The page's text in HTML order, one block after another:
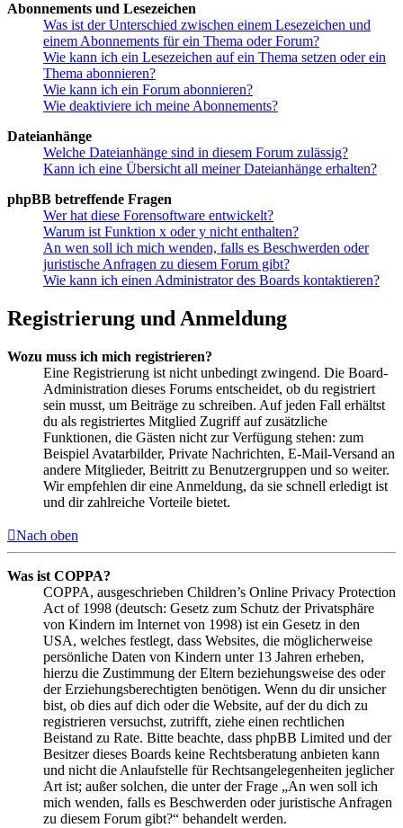
Abonnements und Lesezeichen
Was ist der Unterschied zwischen einem Lesezeichen und
einem Abonnements für ein Thema oder Forum?
Wie kann ich ein Lesezeichen auf ein Thema setzen oder ein
Thema abonnieren?
Wie kann ich ein Forum abonnieren?
Wie deaktiviere ich meine Abonnements?
Dateianhänge
Welche Dateianhänge sind in diesem Forum zulässig?
Kann ich eine Übersicht all meiner Dateianhänge erhalten?
phpBB betreffende Fragen
Wer hat diese Forensoftware entwickelt?
Warum ist Funktion x oder y nicht enthalten?
An wen soll ich mich wenden, falls es Beschwerden oder
juristische Anfragen zu diesem Forum gibt?
Wie kann ich einen Administrator des Boards kontaktieren?
Registrierung und Anmeldung
Wozu muss ich mich registrieren?
Eine Registrierung ist nicht unbedingt zwingend. Die Board-
Administration dieses Forums entscheidet, ob du registriert
sein musst, um Beiträge zu schreiben. Auf jeden Fall erhältst
du als registriertes Mitglied Zugriff auf zusätzliche
Funktionen, die Gästen nicht zur Verfügung stehen: zum
Beispiel Avatarbilder, Private Nachrichten, E-Mail-Versand an
andere Mitglieder, Beitritt zu Benutzergruppen und so weiter.
Wir empfehlen dir eine Anmeldung, da sie schnell erledigt ist
und dir zahlreiche Vorteile bietet.
Nach oben
Was ist COPPA?
COPPA, ausgeschrieben Children’s Online Privacy Protection
Act of 1998 (deutsch: Gesetz zum Schutz der Privatsphäre
von Kindern im Internet von 1998) ist ein Gesetz in den
USA, welches festlegt, dass Websites, die möglicherweise
persönliche Daten von Kindern unter 13 Jahren erheben,
hierzu die Zustimmung der Eltern beziehungsweise des oder
der Erziehungsberechtigten benötigen. Wenn du dir unsicher
bist, ob dies auf dich oder die Website, auf der du dich zu
registrieren versuchst, zutrifft, ziehe einen rechtlichen
Beistand zu Rate. Bitte beachte, dass phpBB Limited und der
Besitzer dieses Boards keine Rechtsberatung anbieten kann
und nicht die Anlaufstelle für Rechtsangelegenheiten jeglicher
Art ist; außer solchen, die unter der Frage „An wen soll ich
mich wenden, falls es Beschwerden oder juristische Anfragen
zu diesem Forum gibt?“ behandelt werden.